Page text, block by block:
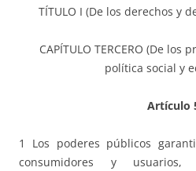
TÍTULO I (De los derechos y
CAPÍTULO TERCERO (De
política social y
Artículo
1 Los poderes públicos
consumidores y usuarios,